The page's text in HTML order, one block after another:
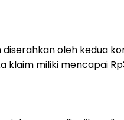
oleh kedua
miliki mencapai